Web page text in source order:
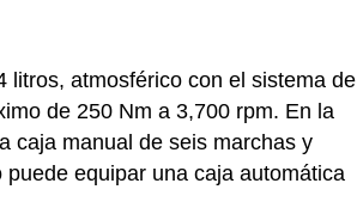
litros, atmosférico con el sistema de
de 250 Nm a 3,700 rpm. En la
caja manual de seis marchas y
equipar una caja automática